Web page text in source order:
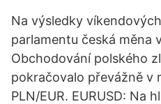
Na výsledky
parlamentu česká měna
Obchodování polského
pokračovalo převážně v
PLN/EUR. EURUSD: Na